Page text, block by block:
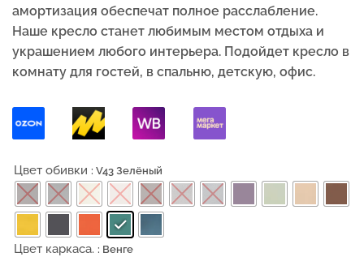
амортизация обеспечат полное расслабление.
Наше кресло станет любимым местом отдыха и
украшением любого интерьера. Подойдет кресло в
комнату для гостей, в спальню, детскую, офис.
Цвет обивки : V43 Зелёный
Цвет каркаса. : Венге